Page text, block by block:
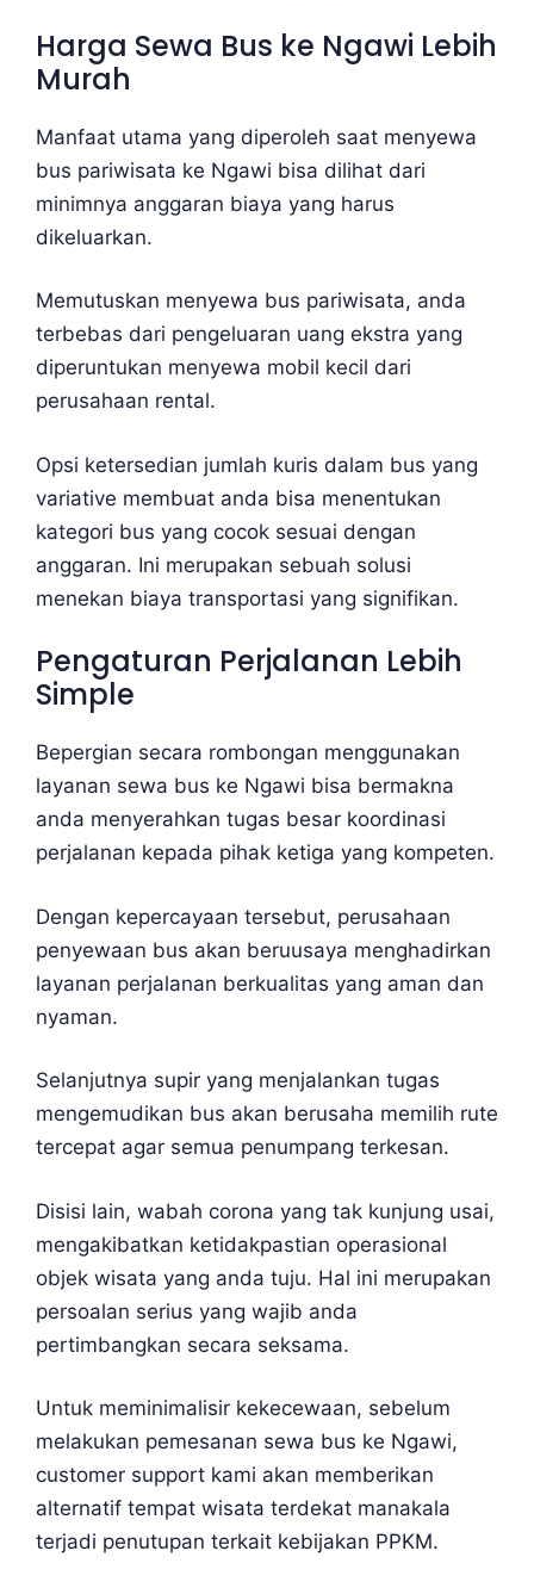
Harga Sewa Bus ke Ngawi Lebih
Murah
Manfaat utama yang diperoleh saat menyewa
bus pariwisata ke Ngawi bisa dilihat dari
minimnya anggaran biaya yang harus
dikeluarkan.
Memutuskan menyewa bus pariwisata, anda
terbebas dari pengeluaran uang ekstra yang
diperuntukan menyewa mobil kecil dari
perusahaan rental.
Opsi ketersedian jumlah kuris dalam bus yang
variative membuat anda bisa menentukan
kategori bus yang cocok sesuai dengan
anggaran. Ini merupakan sebuah solusi
menekan biaya transportasi yang signifikan.
Pengaturan Perjalanan Lebih
Simple
Bepergian secara rombongan menggunakan
layanan sewa bus ke Ngawi bisa bermakna
anda menyerahkan tugas besar koordinasi
perjalanan kepada pihak ketiga yang kompeten.
Dengan kepercayaan tersebut, perusahaan
penyewaan bus akan beruusaya menghadirkan
layanan perjalanan berkualitas yang aman dan
nyaman.
Selanjutnya supir yang menjalankan tugas
mengemudikan bus akan berusaha memilih rute
tercepat agar semua penumpang terkesan.
Disisi lain, wabah corona yang tak kunjung usai,
mengakibatkan ketidakpastian operasional
objek wisata yang anda tuju. Hal ini merupakan
persoalan serius yang wajib anda
pertimbangkan secara seksama.
Untuk meminimalisir kekecewaan, sebelum
melakukan pemesanan sewa bus ke Ngawi,
customer support kami akan memberikan
alternatif tempat wisata terdekat manakala
terjadi penutupan terkait kebijakan PPKM.